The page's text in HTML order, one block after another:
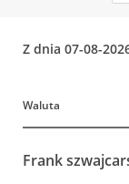
Z dnia 07-08-
Waluta
Frank